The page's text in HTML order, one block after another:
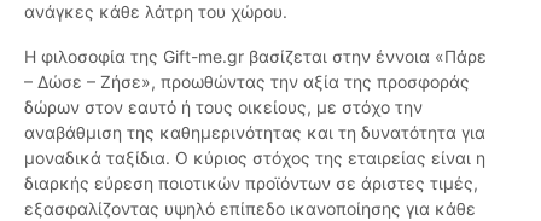
ανάγκες κάθε λάτρη του χώρου.
Η φιλοσοφία της Gift-me.gr βασίζεται στην έννοια «Πάρε
– Δώσε – Ζήσε», προωθώντας την αξία της προσφοράς
δώρων στον εαυτό ή τους οικείους, με στόχο την
αναβάθμιση της καθημερινότητας και τη δυνατότητα για
μοναδικά ταξίδια. Ο κύριος στόχος της εταιρείας είναι η
διαρκής εύρεση ποιοτικών προϊόντων σε άριστες τιμές,
εξασφαλίζοντας υψηλό επίπεδο ικανοποίησης για κάθε